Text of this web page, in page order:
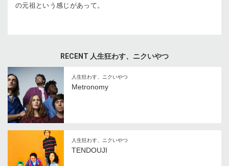
の元祖という感じがあって。
RECENT 人生狂わす、ニクいやつ
人生狂わす、ニクいやつ
Metronomy
人生狂わす、ニクいやつ
TENDOUJI